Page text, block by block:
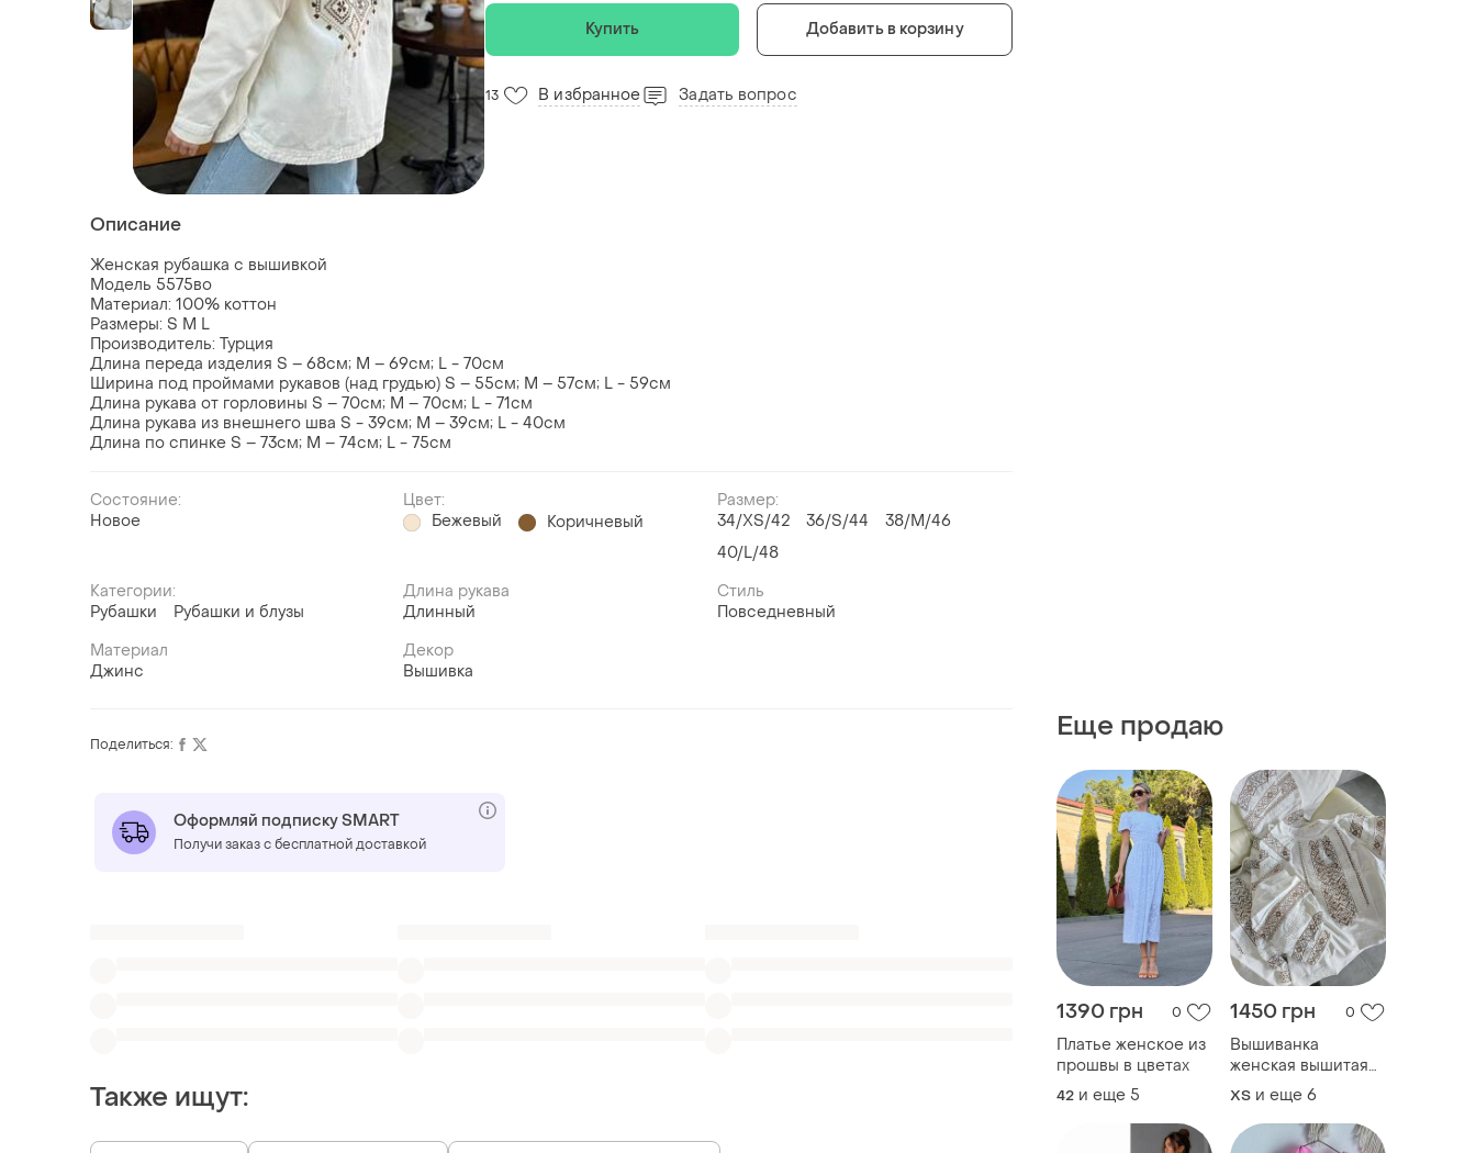
Купить Добавить в корзину
13 В избранное Задать вопрос
Описание
Женская рубашка с вышивкой
Модель 5575во
Материал: 100% коттон
Размеры: S M L
Производитель: Турция
Длина переда изделия S – 68см; M – 69см; L - 70см
Ширина под проймами рукавов (над грудью) S – 55см; M – 57см; L - 59см
Длина рукава от горловины S – 70см; M – 70см; L - 71см
Длина рукава из внешнего шва S - 39см; M – 39см; L - 40см
Длина по спинке S – 73см; M – 74см; L - 75см
Состояние:
Новое
Цвет:
Бежевый
Коричневый
Размер:
34/XS/42
36/S/44
38/M/46
40/L/48
Категории:
Рубашки
Рубашки и блузы
Длина рукава
Длинный
Стиль
Повседневный
Материал
Джинс
Декор
Вышивка
Еще продаю
1390 грн 0
Платье женское из
прошвы в цветах
42 и еще 5
1450 грн 0
Вышиванка
женская вышитая
крестиком
ХS и еще 6
Поделиться:
Оформляй подписку SMART
Получи заказ с бесплатной доставкой
Также ищут: